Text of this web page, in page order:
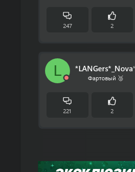
247 2
L *LANGers*_Nova*
Фартовый 🥉
221 2